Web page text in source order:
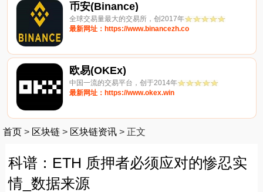
币安(Binance)
全球交易量最大的交易所，创2017年
最新网址：https://www.binancezh.co
欧易(OKEx)
中国一流的交易平台，创于2014年
最新网址：https://www.okex.win
首页 > 区块链 > 区块链资讯 > 正文
科谱：ETH 质押者必须应对的惨忍实
情_数据来源